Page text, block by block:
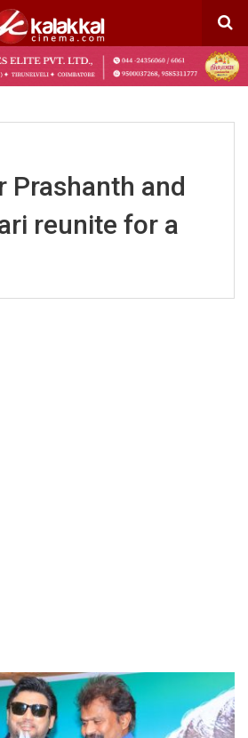
Prashanth and
reunite for a